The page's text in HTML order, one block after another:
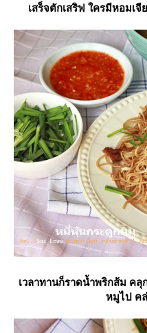
เสร็จตักเสริฟ ใครมีหอมเ
เวลาทานก็ราดน้ำพริกส้ม ค
หมูไป ค